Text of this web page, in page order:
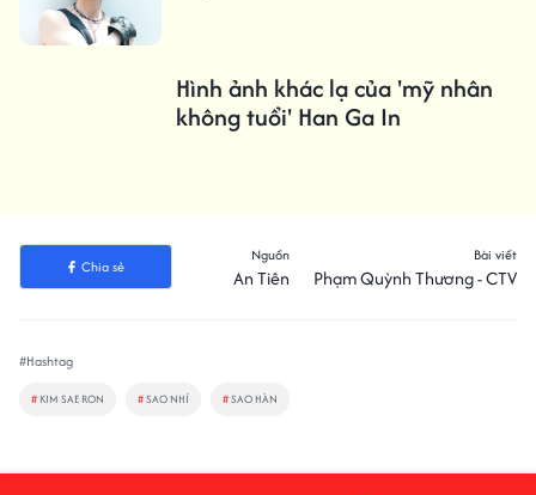
Hình ảnh khác lạ của 'mỹ nhân
không tuổi' Han Ga In
Chia sẻ
Nguồn
An Tiên
Bài viết
Phạm Quỳnh Thương - CTV
#Hashtag
# KIM SAE RON #SAO NHÍ #SAO HÀN